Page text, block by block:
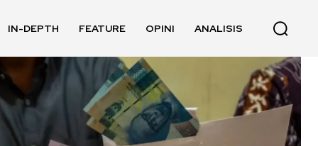
IN-DEPTH FEATURE OPINI ANALISIS